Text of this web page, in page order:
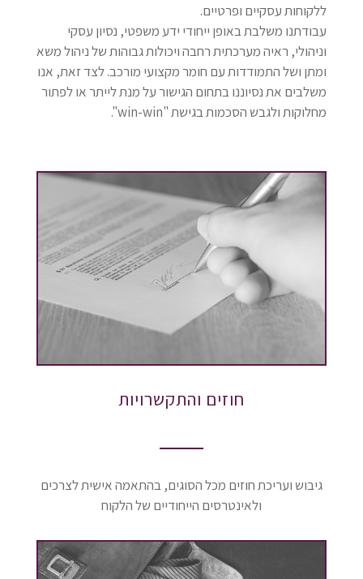
ללקוחות עסקיים ופרטיים.
עבודתנו משלבת באופן ייחודי ידע משפטי, נסיון עסקי
וניהולי, ראיה מערכתית רחבה ויכולות גבוהות של ניהול משא
ומתן ושל התמודדות עם חומר מקצועי מורכב. לצד זאת, אנו
משלבים את נסיוננו בתחום הגישור על מנת לייתר או לפתור
מחלוקות ולגבש הסכמות בגישת "win-win".
חוזים והתקשרויות
גיבוש ועריכת חוזים מכל הסוגים, בהתאמה אישית לצרכים
ולאינטרסים הייחודיים של הלקוח